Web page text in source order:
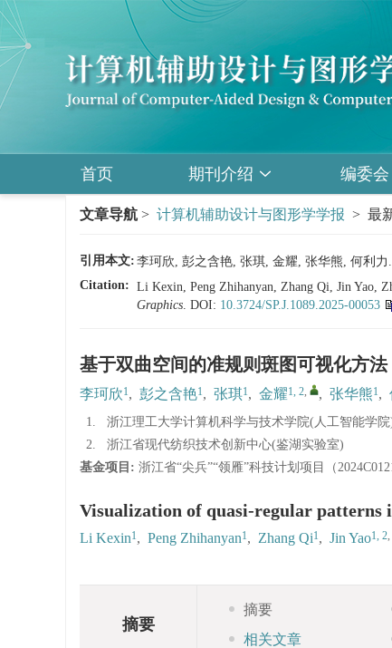
首页 期刊介绍 编委会
文章导航 > 计算机辅助设计与图形学学报 > 最
引用本文: 李珂欣, 彭之含艳, 张琪, 金耀, 张华熊, 何利
Citation: Li Kexin, Peng Zhihanyan, Zhang Qi, Jin Yao,
Graphics. DOI: 10.3724/SP.J.1089.2025-00053
基于双曲空间的准规则斑图可视化方法
李珂欣1, 彭之含艳1, 张琪1, 金耀1, 2, , 张华熊1,
1.
浙江理工大学计算机科学与技术学院(人工智能学院
2.
浙江省现代纺织技术创新中心(鉴湖实验室)
基金项目: 浙江省“尖兵”“领雁”科技计划项目（
Visualization of quasi-regular patterns
Li Kexin1, Peng Zhihanyan1, Zhang Qi1, Jin Yao1, 2,
摘要
摘要
相关文章